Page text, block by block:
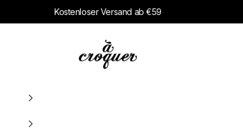
Kostenloser Versand ab €59
à croquer